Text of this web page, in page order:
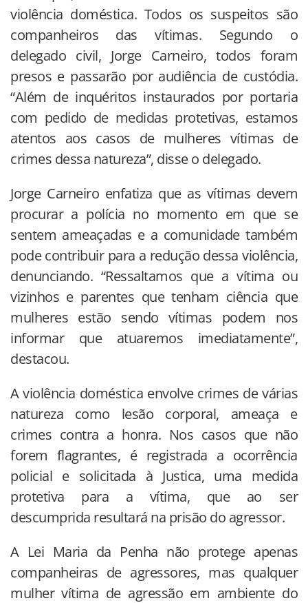
violência doméstica. Todos os suspeitos são
companheiros das vítimas. Segundo o
delegado civil, Jorge Carneiro, todos foram
presos e passarão por audiência de custódia.
“Além de inquéritos instaurados por portaria
com pedido de medidas protetivas, estamos
atentos aos casos de mulheres vítimas de
crimes dessa natureza”, disse o delegado.
Jorge Carneiro enfatiza que as vítimas devem
procurar a polícia no momento em que se
sentem ameaçadas e a comunidade também
pode contribuir para a redução dessa violência,
denunciando. “Ressaltamos que a vítima ou
vizinhos e parentes que tenham ciência que
mulheres estão sendo vítimas podem nos
informar que atuaremos imediatamente”,
destacou.
A violência doméstica envolve crimes de várias
natureza como lesão corporal, ameaça e
crimes contra a honra. Nos casos que não
forem flagrantes, é registrada a ocorrência
policial e solicitada à Justica, uma medida
protetiva para a vítima, que ao ser
descumprida resultará na prisão do agressor.
A Lei Maria da Penha não protege apenas
companheiras de agressores, mas qualquer
mulher vítima de agressão em ambiente do